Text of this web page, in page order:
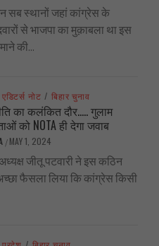
सब स्थानों जहां कांग्रेस के
से भाजपा का मुक़ाबला था इस
की...
एडिटर्स नोट / बिहार चुनाव
का कलंकित दौर….. गुलाम
को NOTA ही देगा जवाब
/ MAY 1, 2024
जीतू पटवारी ने इस कठिन
फैसला लिया कि कांग्रेस किसी